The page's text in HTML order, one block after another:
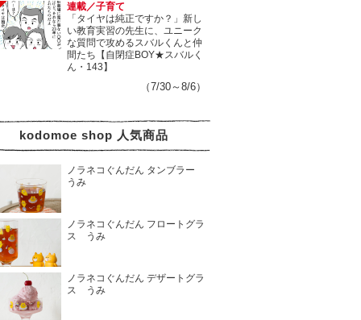
連載／子育て
「タイヤは純正ですか？」新し
い教育実習の先生に、ユニーク
な質問で攻めるスバルくんと仲
間たち【自閉症BOY★スバルく
ん・143】
（7/30～8/6）
kodomoe shop 人気商品
ノラネコぐんだん タンブラー
うみ
ノラネコぐんだん フロートグラ
ス うみ
ノラネコぐんだん デザートグラ
ス うみ